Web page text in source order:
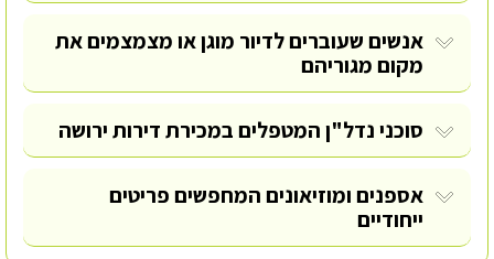
אנשים שעוברים לדיור מוגן או מצמצמים את
מקום מגוריהם
סוכני נדל"ן המטפלים במכירת דירות ירושה
אספנים ומוזיאונים המחפשים פריטים
ייחודיים